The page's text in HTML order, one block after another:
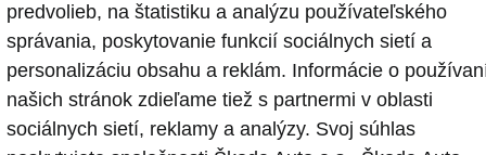
Elektrodovolenka na
Slovensku
predvolieb, na štatistiku a analýzu používateľského
správania, poskytovanie funkcií sociálnych sietí a
personalizáciu obsahu a reklám. Informácie o
našich stránok zdieľame tiež s partnermi v oblasti
sociálnych sietí, reklamy a analýzy. Svoj súhlas